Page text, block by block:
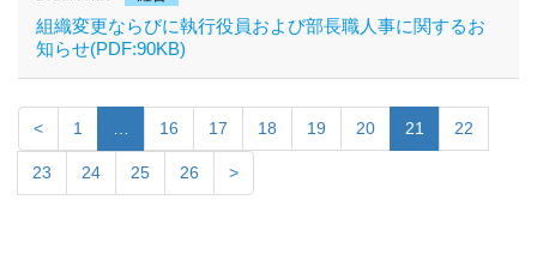
組織変更ならびに執行役員および部長職人事に関するお
知らせ(PDF:90KB)
< 1 16 17 18 19 20 21 22
23 24 25 26 >